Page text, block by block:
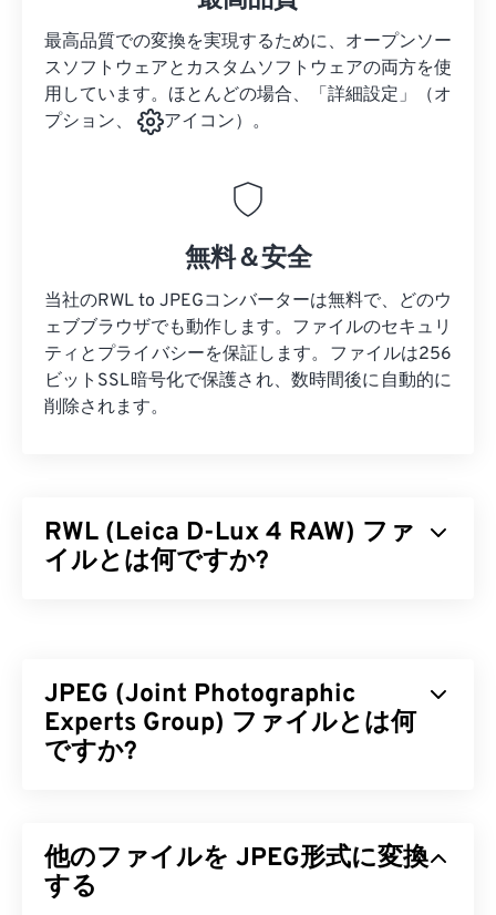
最高品質での変換を実現するために、オープンソー
スソフトウェアとカスタムソフトウェアの両方を使
用しています。ほとんどの場合、「詳細設定」（オ
プション、
アイコン）。
無料＆安全
当社のRWL to JPEGコンバーターは無料で、どのウ
ェブブラウザでも動作します。ファイルのセキュリ
ティとプライバシーを保証します。ファイルは256
ビットSSL暗号化で保護され、数時間後に自動的に
削除されます。
RWL (Leica D-Lux 4 RAW) ファ
イルとは何ですか?
的な ネガ と同じ用途で使用されます。したがって、
RWL画像のほぼすべての情報にアクセスできるこ
とが、このRAWファイル形式を使用する最大の利
ばいいですか?
RWLファイルは、Microsoft Windows（Windows）
JPEG (Joint Photographic
Experts Group) ファイルとは何
ですか?
イル形式です。JPEGの優れた圧縮率こそが、広く
使用されている理由です。JPEGファイルは比較的
他のファイルを JPEG形式に変換
する